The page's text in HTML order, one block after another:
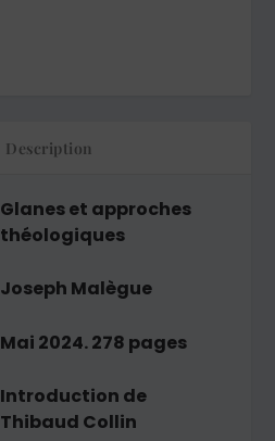
Description
Glanes et approches
théologiques
Joseph Malègue
Mai 2024. 278 pages
Introduction de
Thibaud Collin